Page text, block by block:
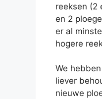
reeksen (2
en 2
er al
hogere
We
liever
nieuwe